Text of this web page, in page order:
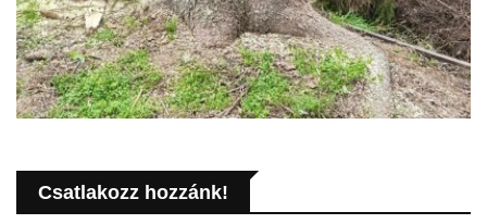
Csatlakozz hozzánk!